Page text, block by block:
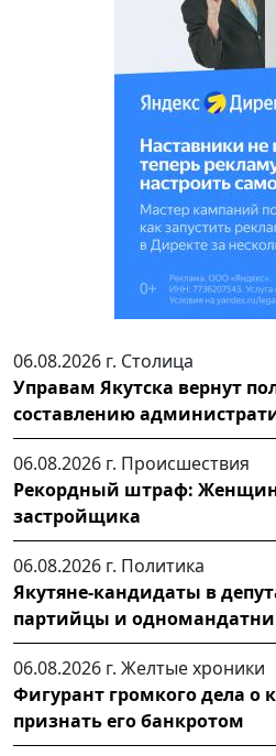
06.08.2026 г. Столица
Управам Якутска вернут
составлению
06.08.2026 г. Происшествия
Рекордный штраф:
застройщика
06.08.2026 г. Политика
Якутяне-кандидаты в
партийцы и
06.08.2026 г. Желтые хроники
Фигурант громкого дела о
признать его банкротом